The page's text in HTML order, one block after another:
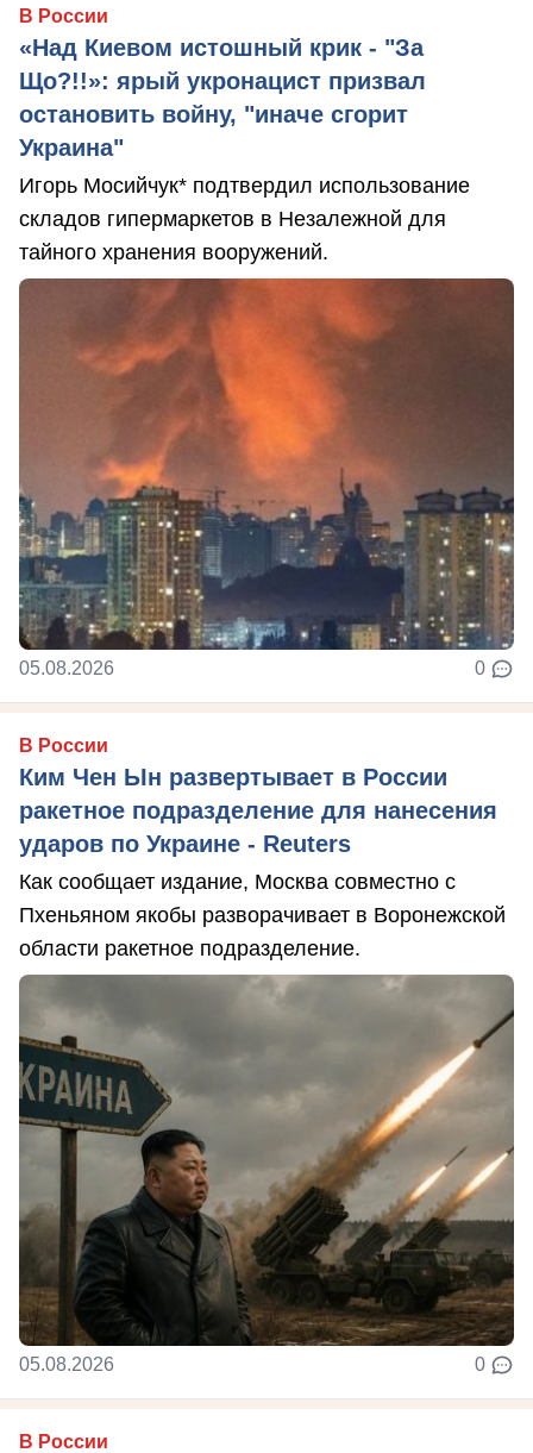
В России
«Над Киевом истошный крик - "За
Що?!!»: ярый укронацист призвал
остановить войну, "иначе сгорит
Украина"
Игорь Мосийчук* подтвердил использование
складов гипермаркетов в Незалежной для
тайного хранения вооружений.
05.08.2026 0
В России
Ким Чен Ын развертывает в России
ракетное подразделение для нанесения
ударов по Украине - Reuters
Как сообщает издание, Москва совместно с
Пхеньяном якобы разворачивает в Воронежской
области ракетное подразделение.
05.08.2026 0
В России